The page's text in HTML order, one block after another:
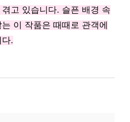
고 있습니다. 슬픈 배경 속
이 작품은 때때로 관객에
.